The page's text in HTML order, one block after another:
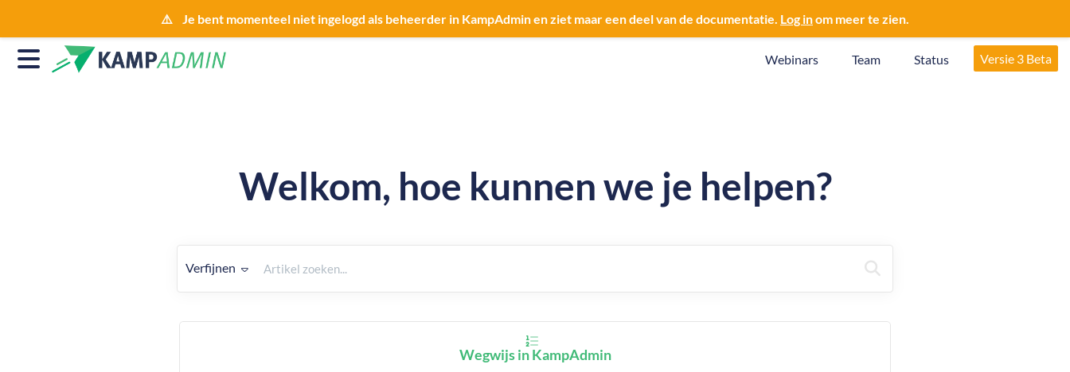
⚠️ Je bent momenteel niet ingelogd als beheerder in KampAdmin en ziet maar een deel van de documentatie. Log inom meer te zien.
Webinars Team Status Versie 3 Beta
Welkom, hoe kunnen we je helpen?
Verfijnen
Wegwijs in KampAdmin